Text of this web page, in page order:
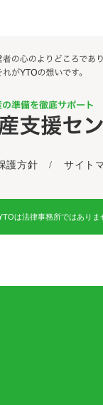
護方針 / サイト
は法律事務所ではありま